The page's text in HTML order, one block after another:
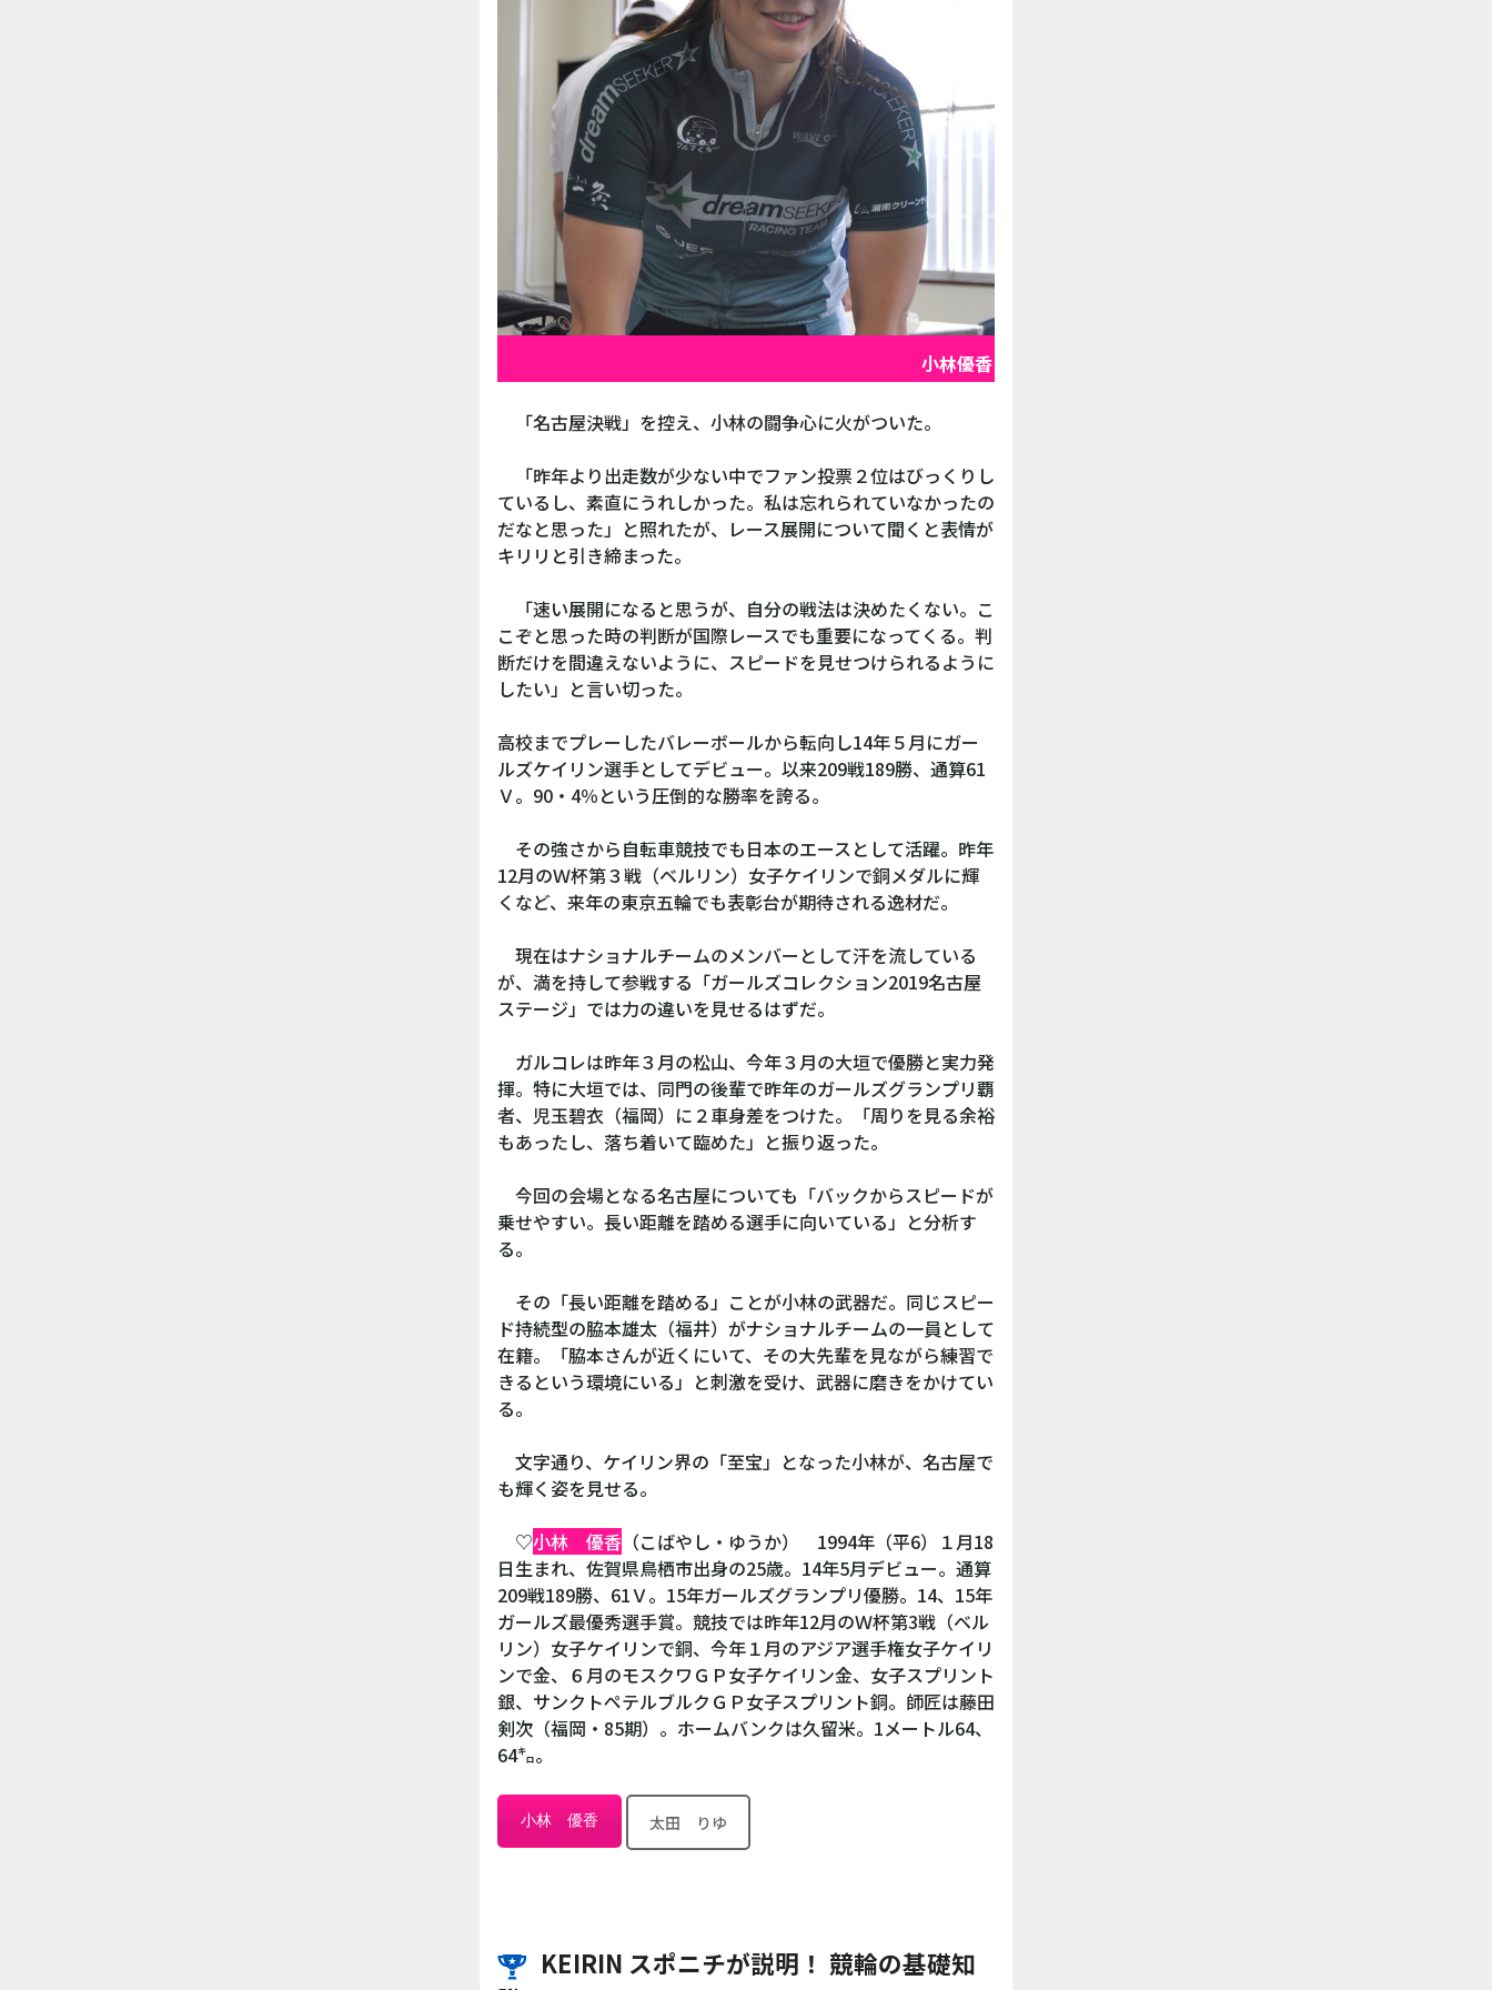
小林優香
「名古屋決戦」を控え、小林の闘争心に火がついた。
「昨年より出走数が少ない中でファン投票２位はびっくりし
ているし、素直にうれしかった。私は忘れられていなかったの
だなと思った」と照れたが、レース展開について聞くと表情が
キリリと引き締まった。
「速い展開になると思うが、自分の戦法は決めたくない。こ
こぞと思った時の判断が国際レースでも重要になってくる。判
断だけを間違えないように、スピードを見せつけられるように
したい」と言い切った。
高校までプレーしたバレーボールから転向し14年５月にガー
ルズケイリン選手としてデビュー。以来209戦189勝、通算61
Ｖ。90・4％という圧倒的な勝率を誇る。
その強さから自転車競技でも日本のエースとして活躍。昨年
12月のＷ杯第３戦（ベルリン）女子ケイリンで銅メダルに輝
くなど、来年の東京五輪でも表彰台が期待される逸材だ。
現在はナショナルチームのメンバーとして汗を流している
が、満を持して参戦する「ガールズコレクション2019名古屋
ステージ」では力の違いを見せるはずだ。
ガルコレは昨年３月の松山、今年３月の大垣で優勝と実力発
揮。特に大垣では、同門の後輩で昨年のガールズグランプリ覇
者、児玉碧衣（福岡）に２車身差をつけた。「周りを見る余裕
もあったし、落ち着いて臨めた」と振り返った。
今回の会場となる名古屋についても「バックからスピードが
乗せやすい。長い距離を踏める選手に向いている」と分析す
る。
その「長い距離を踏める」ことが小林の武器だ。同じスピー
ド持続型の脇本雄太（福井）がナショナルチームの一員として
在籍。「脇本さんが近くにいて、その大先輩を見ながら練習で
きるという環境にいる」と刺激を受け、武器に磨きをかけてい
る。
文字通り、ケイリン界の「至宝」となった小林が、名古屋で
も輝く姿を見せる。
♡小林 優香 （こばやし・ゆうか） 1994年（平6）１月18
日生まれ、佐賀県鳥栖市出身の25歳。14年5月デビュー。通算
209戦189勝、61Ｖ。15年ガールズグランプリ優勝。14、15年
ガールズ最優秀選手賞。競技では昨年12月のＷ杯第3戦（ベル
リン）女子ケイリンで銅、今年１月のアジア選手権女子ケイリ
ンで金、６月のモスクワＧＰ女子ケイリン金、女子スプリント
銀、サンクトペテルブルクＧＰ女子スプリント銅。師匠は藤田
剣次（福岡・85期）。ホームバンクは久留米。1メートル64、
64㌔。
小林 優香 太田 りゆ
KEIRIN スポニチが説明！ 競輪の基礎知